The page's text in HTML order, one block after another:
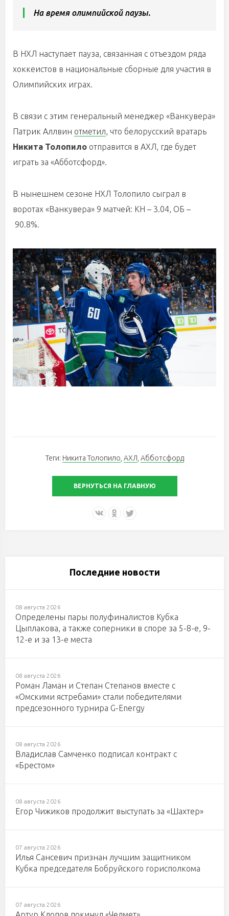
На время олимпийской паузы.
В НХЛ наступает пауза, связанная с отъездом ряда
хоккеистов в национальные сборные для участия в
Олимпийских играх.
В связи с этим генеральный менеджер «Ванкувера»
Патрик Аллвин отметил, что белорусский вратарь
Никита Толопило отправится в АХЛ, где будет
играть за «Абботсфорд».
В нынешнем сезоне НХЛ Толопило сыграл в
воротах «Ванкувера» 9 матчей: КН – 3.04, ОБ –
90.8%.
Теги: Никита Толопило АХЛ Абботсфорд
ВЕРНУТЬСЯ НА ГЛАВНУЮ
Последние новости
08 августа 2026
Определены пары полуфиналистов Кубка
Цыплакова, а также соперники в споре за 5-8-е, 9-
12-е и за 13-е места
08 августа 2026
Роман Ламан и Степан Степанов вместе с
«Омскими ястребами» стали победителями
предсезонного турнира G-Energy
08 августа 2026
Владислав Самченко подписал контракт с
«Брестом»
08 августа 2026
Егор Чижиков продолжит выступать за «Шахтер»
07 августа 2026
Илья Сансевич признан лучшим защитником
Кубка председателя Бобруйского горисполкома
07 августа 2026